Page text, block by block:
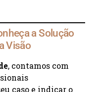
a Solução
Visão
, contamos com
caso e indicar o